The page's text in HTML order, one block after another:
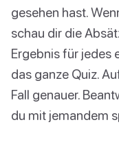
gesehen hast.
schau dir die
Ergebnis für jedes
das ganze Quiz.
Fall genauer.
du mit jemandem